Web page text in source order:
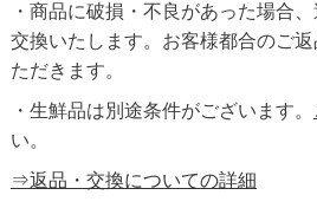
・商品に破損・不良があった場合
交換いたします。お客様都合のご
ただきます。
・生鮮品は別途条件がございます。
い。
⇒返品・交換についての詳細